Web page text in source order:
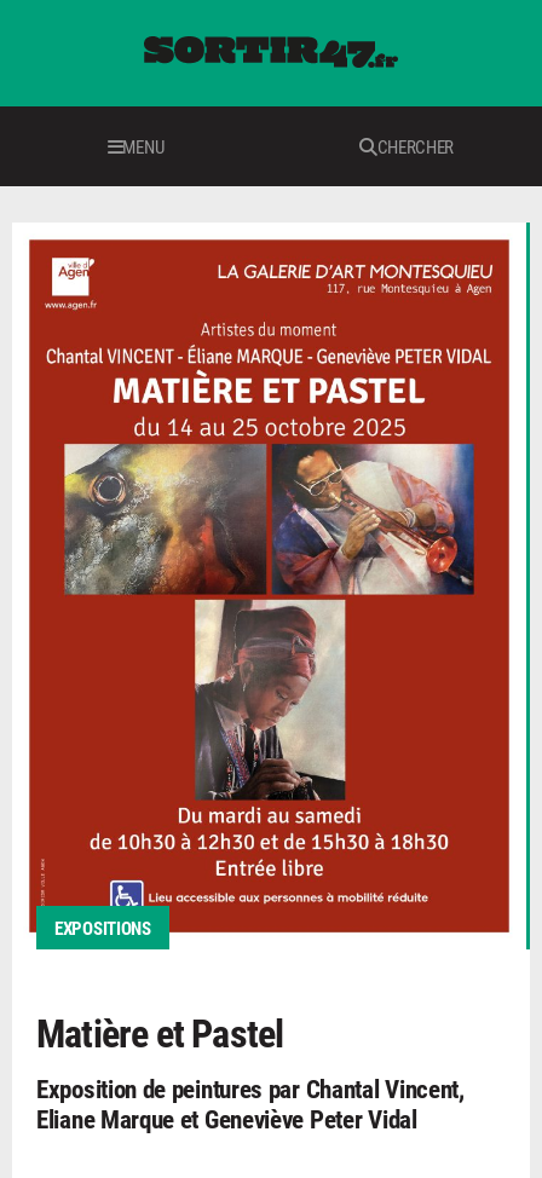
MENU CHERCHER
EXPOSITIONS
Matière et Pastel
Exposition de peintures par Chantal Vincent,
Eliane Marque et Geneviève Peter Vidal